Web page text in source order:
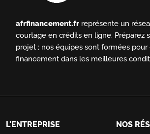
afrfinancement.fr représente un
courtage en crédits en ligne. Préparez
projet ; nos équipes sont formées
financement dans les meilleures
L'ENTREPRISE NOS